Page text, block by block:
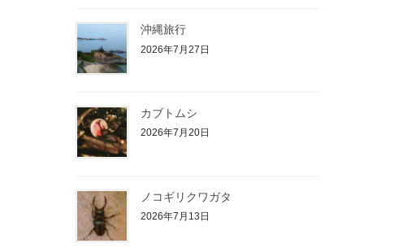
沖縄旅行
2026年7月27日
カブトムシ
2026年7月20日
ノコギリクワガタ
2026年7月13日